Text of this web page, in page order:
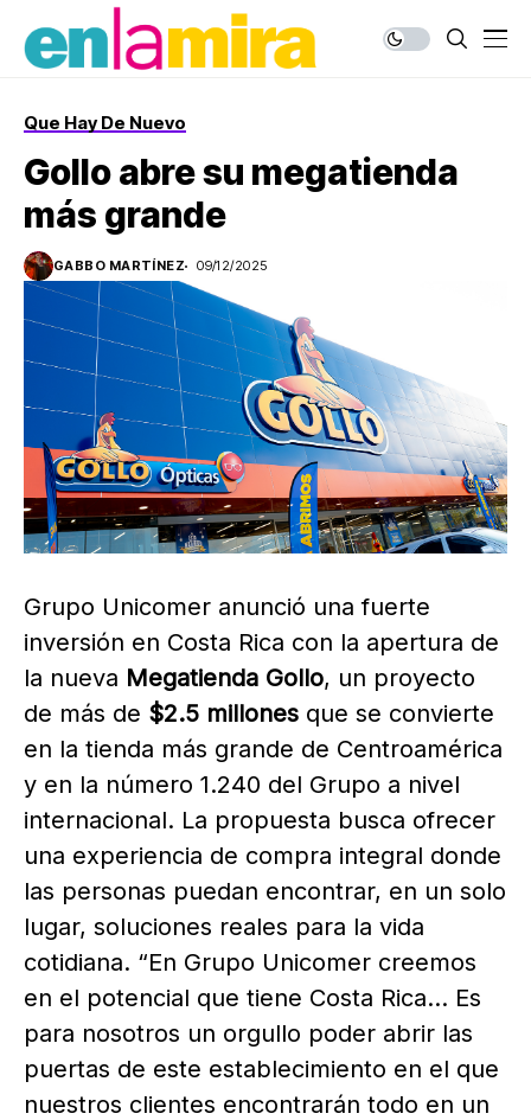
Que Hay De Nuevo
Gollo abre su megatienda
más grande
GABBO MARTÍNEZ 09/12/2025
Grupo Unicomer anunció una fuerte
inversión en Costa Rica con la apertura de
la nueva Megatienda Gollo, un proyecto
de más de $2.5 millones que se convierte
en la tienda más grande de Centroamérica
y en la número 1.240 del Grupo a nivel
internacional. La propuesta busca ofrecer
una experiencia de compra integral donde
las personas puedan encontrar, en un solo
lugar, soluciones reales para la vida
cotidiana. “En Grupo Unicomer creemos
en el potencial que tiene Costa Rica… Es
para nosotros un orgullo poder abrir las
puertas de este establecimiento en el que
nuestros clientes encontrarán todo en un